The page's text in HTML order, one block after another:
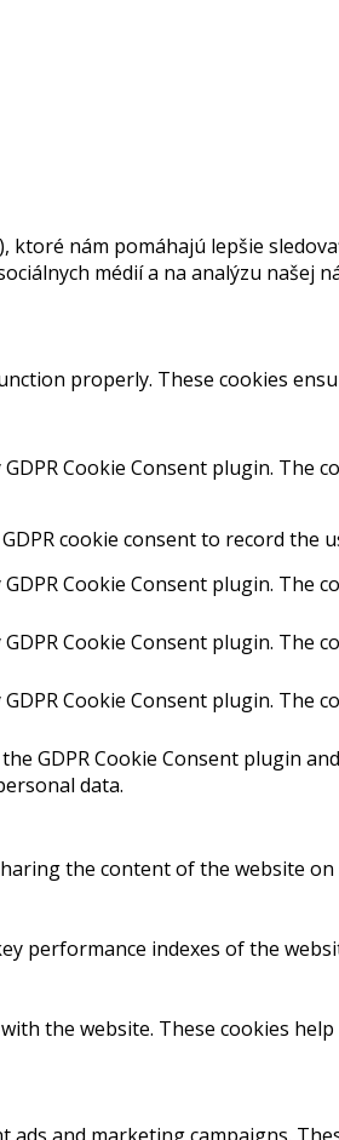
nám pomáhajú lepšie
médií a na analýzu našej
properly. These cookies
Cookie Consent plugin.
cookie consent to record
Cookie Consent plugin.
Cookie Consent plugin.
Cookie Consent plugin.
GDPR Cookie Consent plugin
data.
the content of the website
performance indexes of the
the website. These cookies